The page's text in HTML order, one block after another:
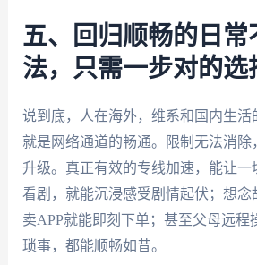
五、回归顺畅的日常
法，只需一步对的选
说到底，人在海外，维系和国内生活
就是网络通道的畅通。限制无法消除
升级。真正有效的专线加速，能让一
看剧，就能沉浸感受剧情起伏；想念
卖APP就能即刻下单；甚至父母远程
琐事，都能顺畅如昔。